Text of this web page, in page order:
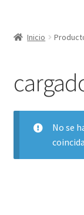
Contacto
ENOVA
Inicio
No se